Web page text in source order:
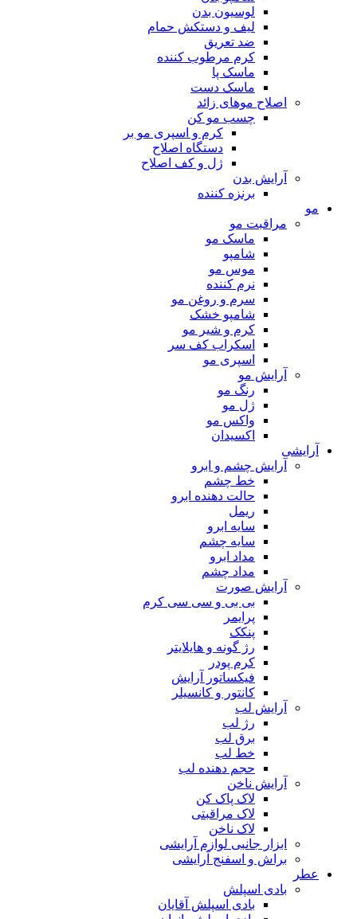
لوسیون بدن
لیف و دستکش حمام
ضد تعریق
کرم مرطوب کننده
ماسک پا
ماسک دست
اصلاح موهای زائد
چسب مو کن
کرم و اسپری مو بر
دستگاه اصلاح
ژل و کف اصلاح
آرایش بدن
برنزه کننده
مو
مراقبت مو
ماسک مو
شامپو
موس مو
نرم کننده
سرم و روغن مو
شامپو خشک
کرم و شیر مو
اسکراب کف سر
اسپری مو
آرایش مو
رنگ مو
ژل مو
واکس مو
اکسیدان
آرایشی
آرایش چشم و ابرو
خط چشم
حالت دهنده ابرو
ریمل
سایه ابرو
سایه چشم
مداد ابرو
مداد چشم
آرایش صورت
بی بی و سی سی کرم
پرایمر
پنکک
رژ گونه و هایلایتر
کرم پودر
فیکساتور آرایش
کانتور و کانسیلر
آرایش لب
رژ لب
برق لب
خط لب
حجم دهنده لب
آرایش ناخن
لاک پاک کن
لاک مراقبتی
لاک ناخن
ابزار جانبی لوازم آرایشی
براش و اسفنج آرایشی
عطر
بادی اسپلش
بادی اسپلش آقایان